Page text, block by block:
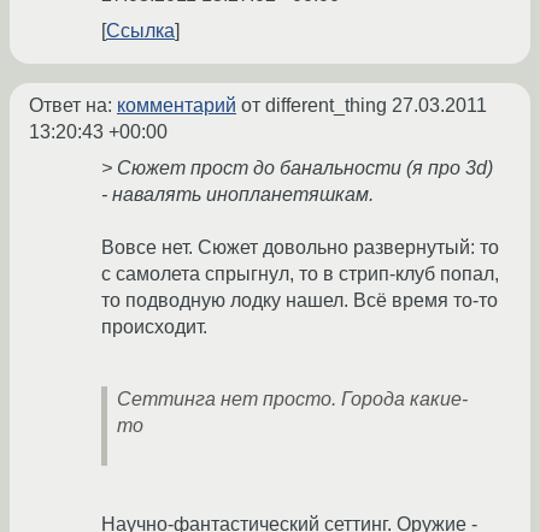
Ссылка
Ответ на: комментарий от different_thing 27.03.2011
13:20:43 +00:00
> Сюжет прост до банальности (я про 3d)
- навалять инопланетяшкам.
Вовсе нет. Сюжет довольно развернутый: то
с самолета спрыгнул, то в стрип-клуб попал,
то подводную лодку нашел. Всё время то-то
происходит.
Сеттинга нет просто. Города какие-
то
Научно-фантастический сеттинг. Оружие -